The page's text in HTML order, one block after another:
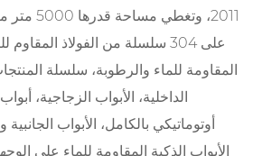
على 304 سلسلة من الفولاذ
المقاومة للماء والرطوبة، سلسلة
الداخلية، الأبواب الزجاجية،
أوتوماتيكي بالكامل، الأبواب
الأبواب الذكية المقاومة للماء على